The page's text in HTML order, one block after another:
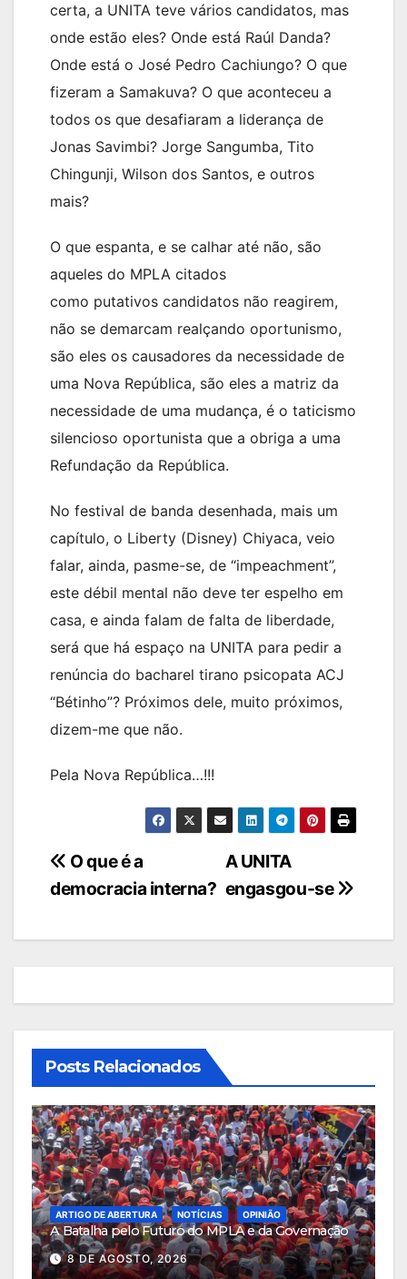
certa, a UNITA teve vários candidatos, mas
onde estão eles? Onde está Raúl Danda?
Onde está o José Pedro Cachiungo? O que
fizeram a Samakuva? O que aconteceu a
todos os que desafiaram a liderança de
Jonas Savimbi? Jorge Sangumba, Tito
Chingunji, Wilson dos Santos, e outros
mais?
O que espanta, e se calhar até não, são
aqueles do MPLA citados
como putativos candidatos não reagirem,
não se demarcam realçando oportunismo,
são eles os causadores da necessidade de
uma Nova República, são eles a matriz da
necessidade de uma mudança, é o taticismo
silencioso oportunista que a obriga a uma
Refundação da República.
No festival de banda desenhada, mais um
capítulo, o Liberty (Disney) Chiyaca, veio
falar, ainda, pasme-se, de “impeachment”,
este débil mental não deve ter espelho em
casa, e ainda falam de falta de liberdade,
será que há espaço na UNITA para pedir a
renúncia do bacharel tirano psicopata ACJ
“Bétinho”? Próximos dele, muito próximos,
dizem-me que não.
Pela Nova República…!!!
Navegação
de
artigos
A UNITA
engasgou-se
O que é a
democracia interna?
Posts Relacionados
ARTIGO DE ABERTURA NOTÍCIAS OPINIÃO
A Batalha pelo Futuro do MPLA e da Governação
8 DE AGOSTO, 2026